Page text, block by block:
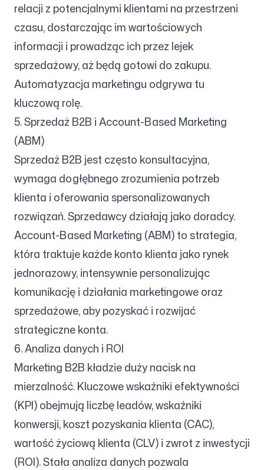
relacji z potencjalnymi klientami na przestrzeni
czasu, dostarczając im wartościowych
informacji i prowadząc ich przez lejek
sprzedażowy, aż będą gotowi do zakupu.
Automatyzacja marketingu odgrywa tu
kluczową rolę.
5. Sprzedaż B2B i Account-Based Marketing
(ABM)
Sprzedaż B2B jest często konsultacyjna,
wymaga dogłębnego zrozumienia potrzeb
klienta i oferowania spersonalizowanych
rozwiązań. Sprzedawcy działają jako doradcy.
Account-Based Marketing (ABM) to strategia,
która traktuje każde konto klienta jako rynek
jednorazowy, intensywnie personalizując
komunikację i działania marketingowe oraz
sprzedażowe, aby pozyskać i rozwijać
strategiczne konta.
6. Analiza danych i ROI
Marketing B2B kładzie duży nacisk na
mierzalność. Kluczowe wskaźniki efektywności
(KPI) obejmują liczbę leadów, wskaźniki
konwersji, koszt pozyskania klienta (CAC),
wartość życiową klienta (CLV) i zwrot z inwestycji
(ROI). Stała analiza danych pozwala